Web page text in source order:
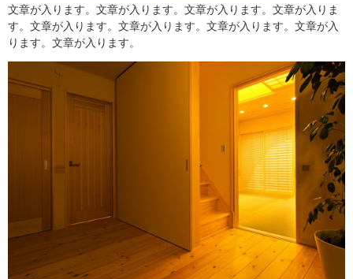
文章が入ります。文章が入ります。文章が入ります。文章が入りま
す。文章が入ります。文章が入ります。文章が入ります。文章が入
ります。文章が入ります。